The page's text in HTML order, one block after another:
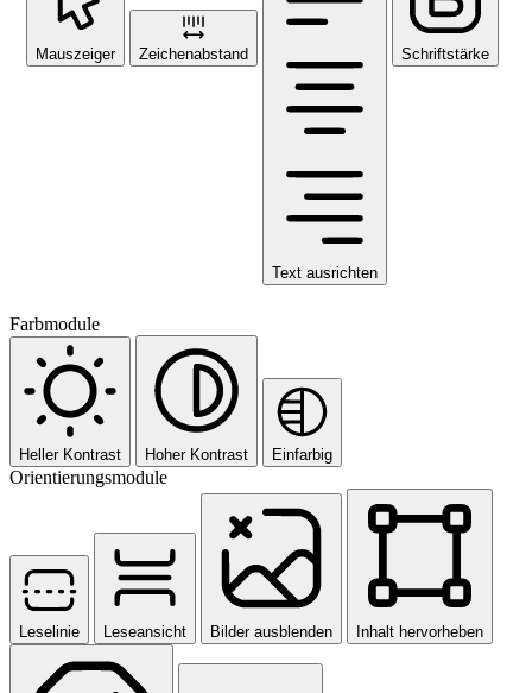
Mauszeiger Zeichenabstand
Text ausrichten
Schriftstärke
Farbmodule
Heller Kontrast Hoher Kontrast Einfarbig
Orientierungsmodule
Leselinie Leseansicht Bilder ausblenden Inhalt hervorheben